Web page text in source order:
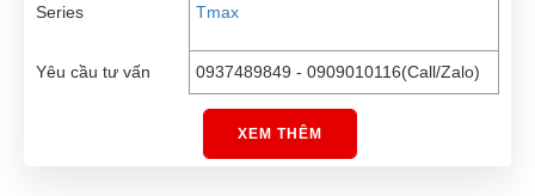
Series Tmax
Yêu cầu tư vấn 0937489849 - 0909010116(Call/Zalo)
XEM THÊM